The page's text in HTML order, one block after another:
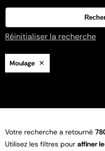
Réinitialiser la recherche
Moulage
Votre recherche a retourné
Utilisez les filtres pour affiner